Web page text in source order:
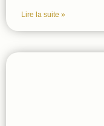
Lire la suite »